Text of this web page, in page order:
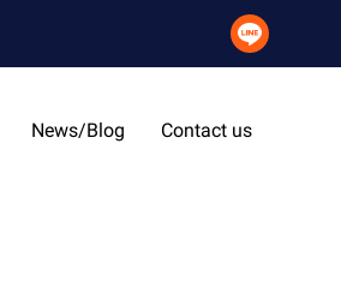
News/Blog Contact us